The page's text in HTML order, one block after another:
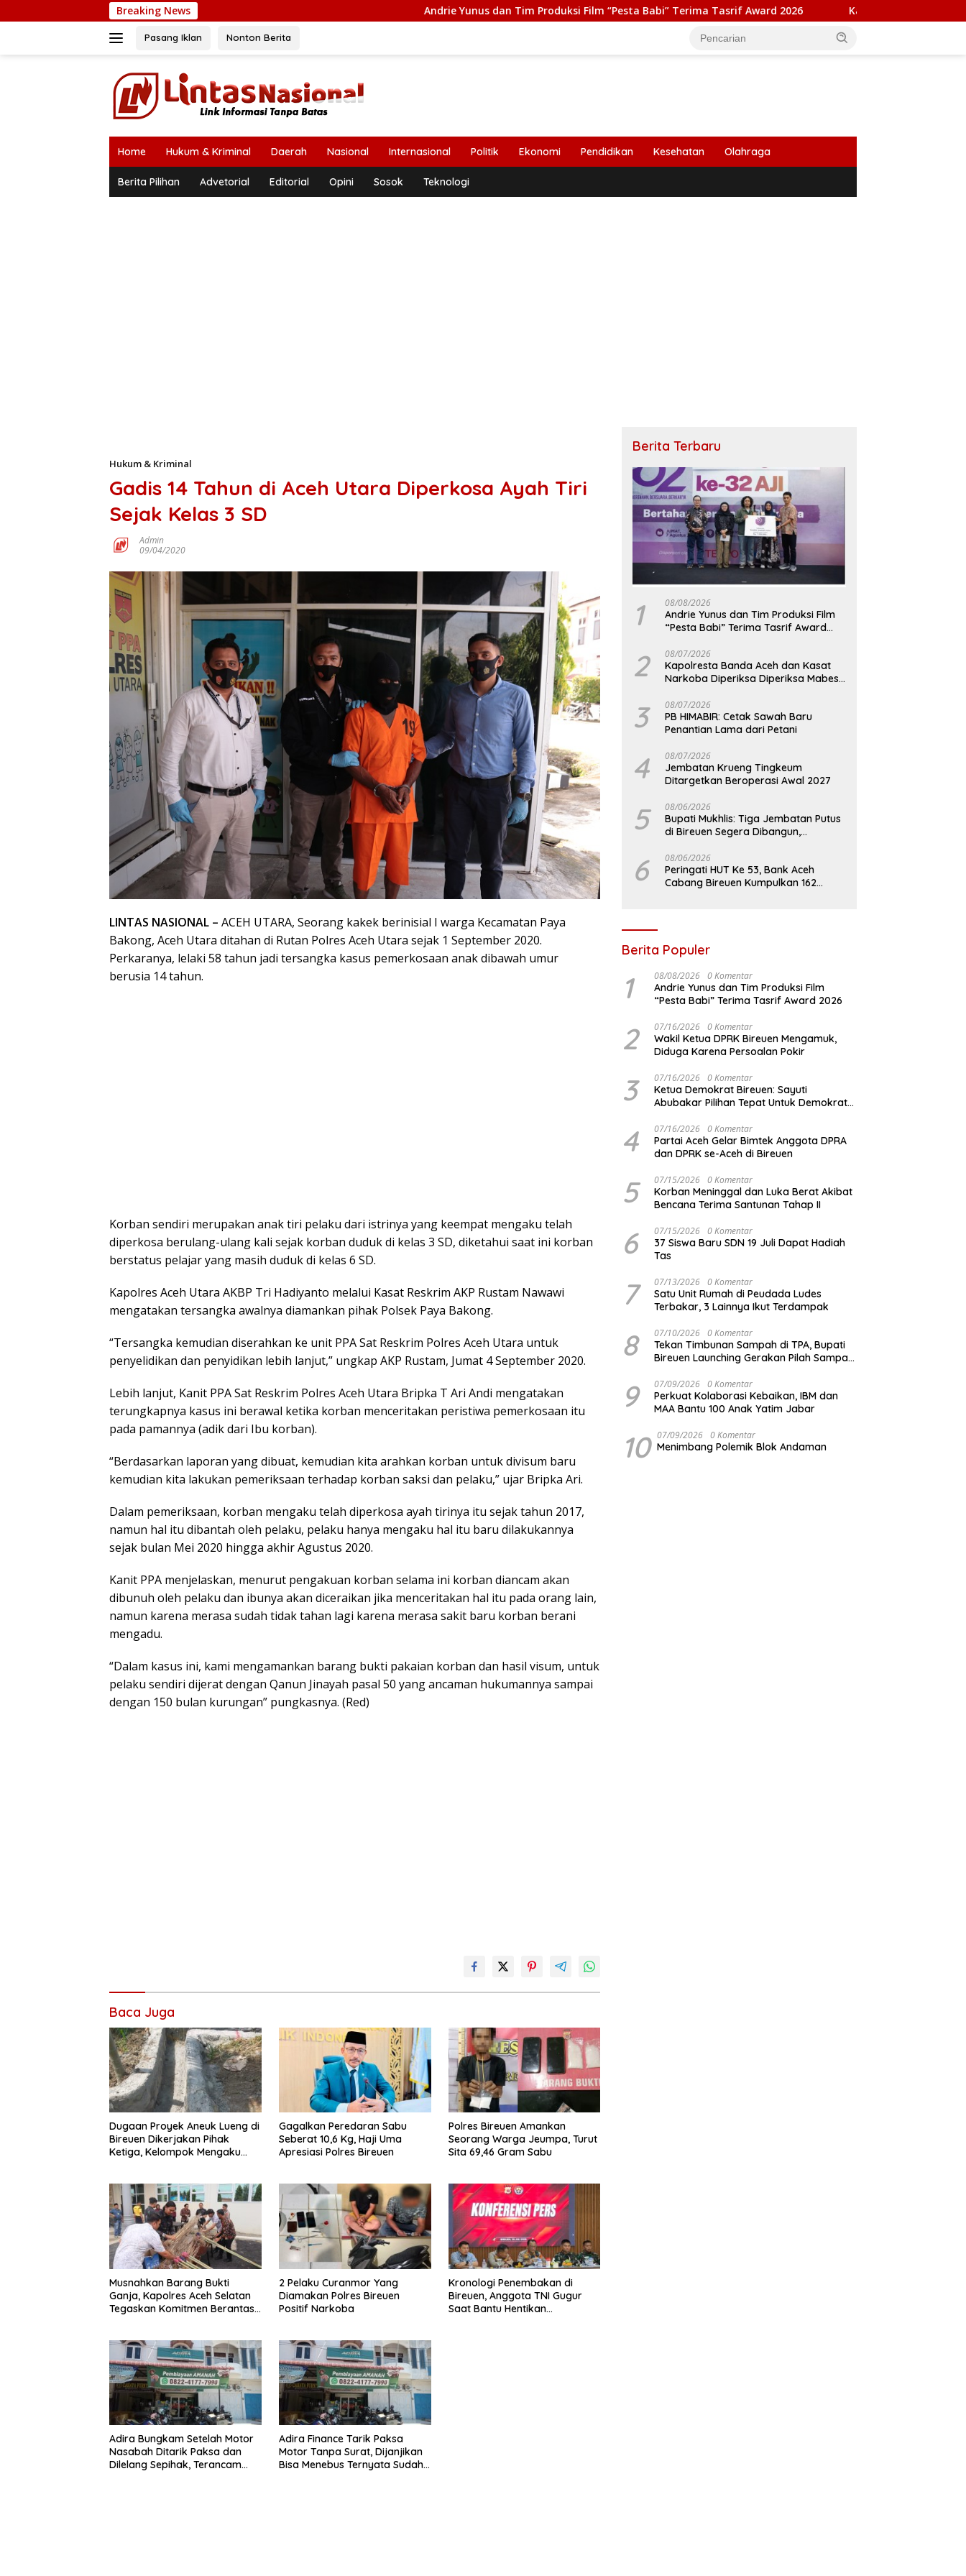
ke
Breaking News Andrie Yunus dan Tim Produksi Film “Pesta Babi” Terima Tasrif Award 2026 Kapolresta Banda Aceh dan Kasat
Pasang Iklan Nonton Berita
Home Hukum & Kriminal Daerah Nasional Internasional Politik Ekonomi Pendidikan Kesehatan Olahraga
Berita Pilihan Advetorial Editorial Opini Sosok Teknologi
Hukum & Kriminal
Gadis 14 Tahun di Aceh Utara Diperkosa Ayah Tiri
Sejak Kelas 3 SD
Admin
09/04/2020
LINTAS NASIONAL – ACEH UTARA, Seorang kakek berinisial I warga Kecamatan Paya
Bakong, Aceh Utara ditahan di Rutan Polres Aceh Utara sejak 1 September 2020.
Perkaranya, lelaki 58 tahun jadi tersangka kasus pemerkosaan anak dibawah umur
berusia 14 tahun.
Korban sendiri merupakan anak tiri pelaku dari istrinya yang keempat mengaku telah
diperkosa berulang-ulang kali sejak korban duduk di kelas 3 SD, diketahui saat ini korban
berstatus pelajar yang masih duduk di kelas 6 SD.
Kapolres Aceh Utara AKBP Tri Hadiyanto melalui Kasat Reskrim AKP Rustam Nawawi
mengatakan tersangka awalnya diamankan pihak Polsek Paya Bakong.
“Tersangka kemudian diserahkan ke unit PPA Sat Reskrim Polres Aceh Utara untuk
penyelidikan dan penyidikan lebih lanjut,” ungkap AKP Rustam, Jumat 4 September 2020.
Lebih lanjut, Kanit PPA Sat Reskrim Polres Aceh Utara Bripka T Ari Andi mengatakan
terungkapnya kasus ini berawal ketika korban menceritakan peristiwa pemerkosaan itu
pada pamannya (adik dari Ibu korban).
“Berdasarkan laporan yang dibuat, kemudian kita arahkan korban untuk divisum baru
kemudian kita lakukan pemeriksaan terhadap korban saksi dan pelaku,” ujar Bripka Ari.
Dalam pemeriksaan, korban mengaku telah diperkosa ayah tirinya itu sejak tahun 2017,
namun hal itu dibantah oleh pelaku, pelaku hanya mengaku hal itu baru dilakukannya
sejak bulan Mei 2020 hingga akhir Agustus 2020.
Kanit PPA menjelaskan, menurut pengakuan korban selama ini korban diancam akan
dibunuh oleh pelaku dan ibunya akan diceraikan jika menceritakan hal itu pada orang lain,
namun karena merasa sudah tidak tahan lagi karena merasa sakit baru korban berani
mengadu.
“Dalam kasus ini, kami mengamankan barang bukti pakaian korban dan hasil visum, untuk
pelaku sendiri dijerat dengan Qanun Jinayah pasal 50 yang ancaman hukumannya sampai
dengan 150 bulan kurungan” pungkasnya. (Red)
Baca Juga
Dugaan Proyek Aneuk Lueng di
Bireuen Dikerjakan Pihak
Ketiga, Kelompok Mengaku
Gagalkan Peredaran Sabu
Seberat 10,6 Kg, Haji Uma
Apresiasi Polres Bireuen
Polres Bireuen Amankan
Seorang Warga Jeumpa, Turut
Sita 69,46 Gram Sabu
Musnahkan Barang Bukti
Ganja, Kapolres Aceh Selatan
Tegaskan Komitmen Berantas
2 Pelaku Curanmor Yang
Diamakan Polres Bireuen
Positif Narkoba
Kronologi Penembakan di
Bireuen, Anggota TNI Gugur
Saat Bantu Hentikan
Adira Bungkam Setelah Motor
Nasabah Ditarik Paksa dan
Dilelang Sepihak, Terancam
Adira Finance Tarik Paksa
Motor Tanpa Surat, Dijanjikan
Bisa Menebus Ternyata Sudah
Berita Terbaru
1 08/08/2026
Andrie Yunus dan Tim Produksi Film
“Pesta Babi” Terima Tasrif Award
2 08/07/2026
Kapolresta Banda Aceh dan Kasat
Narkoba Diperiksa Diperiksa Mabes
3 08/07/2026
PB HIMABIR: Cetak Sawah Baru
Penantian Lama dari Petani
4 08/07/2026
Jembatan Krueng Tingkeum
Ditargetkan Beroperasi Awal 2027
5 08/06/2026
Bupati Mukhlis: Tiga Jembatan Putus
di Bireuen Segera Dibangun,
6 08/06/2026
Peringati HUT Ke 53, Bank Aceh
Cabang Bireuen Kumpulkan 162
Berita Populer
1 08/08/2026 0 Komentar
Andrie Yunus dan Tim Produksi Film
“Pesta Babi” Terima Tasrif Award 2026
2 07/16/2026 0 Komentar
Wakil Ketua DPRK Bireuen Mengamuk,
Diduga Karena Persoalan Pokir
3 07/16/2026 0 Komentar
Ketua Demokrat Bireuen: Sayuti
Abubakar Pilihan Tepat Untuk Demokrat
4 07/16/2026 0 Komentar
Partai Aceh Gelar Bimtek Anggota DPRA
dan DPRK se-Aceh di Bireuen
5 07/15/2026 0 Komentar
Korban Meninggal dan Luka Berat Akibat
Bencana Terima Santunan Tahap II
6 07/15/2026 0 Komentar
37 Siswa Baru SDN 19 Juli Dapat Hadiah
Tas
7 07/13/2026 0 Komentar
Satu Unit Rumah di Peudada Ludes
Terbakar, 3 Lainnya Ikut Terdampak
8 07/10/2026 0 Komentar
Tekan Timbunan Sampah di TPA, Bupati
Bireuen Launching Gerakan Pilah Sampah
9 07/09/2026 0 Komentar
Perkuat Kolaborasi Kebaikan, IBM dan
MAA Bantu 100 Anak Yatim Jabar
10 07/09/2026 0 Komentar
Menimbang Polemik Blok Andaman